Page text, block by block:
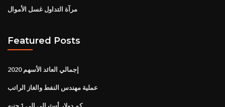
مرآة التداول غسل الأموال
Featured Posts
إجمالي العائد الأسهم 2020
عملية مهندس النفط والغاز الراتب